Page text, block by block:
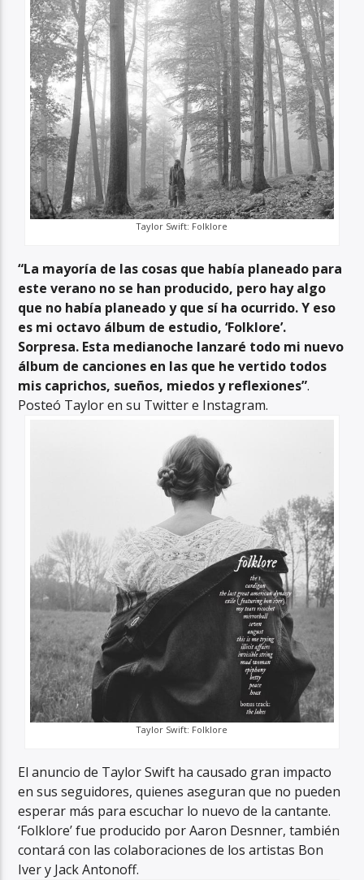
Taylor Swift: Folklore
“La mayoría de las cosas que había planeado para
este verano no se han producido, pero hay algo
que no había planeado y que sí ha ocurrido. Y eso
es mi octavo álbum de estudio, ‘Folklore’.
Sorpresa. Esta medianoche lanzaré todo mi nuevo
álbum de canciones en las que he vertido todos
mis caprichos, sueños, miedos y reflexiones”.
Posteó Taylor en su Twitter e Instagram.
Taylor Swift: Folklore
El anuncio de Taylor Swift ha causado gran impacto
en sus seguidores, quienes aseguran que no pueden
esperar más para escuchar lo nuevo de la cantante.
‘Folklore’ fue producido por Aaron Desnner, también
contará con las colaboraciones de los artistas Bon
Iver y Jack Antonoff.